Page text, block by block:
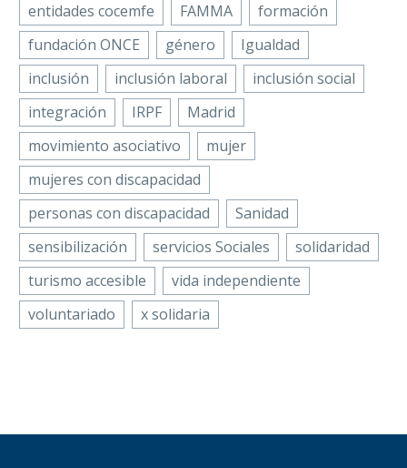
entidades cocemfe
FAMMA
formación
fundación ONCE
género
Igualdad
inclusión
inclusión laboral
inclusión social
integración
IRPF
Madrid
movimiento asociativo
mujer
mujeres con discapacidad
personas con discapacidad
Sanidad
sensibilización
servicios Sociales
solidaridad
turismo accesible
vida independiente
voluntariado
x solidaria